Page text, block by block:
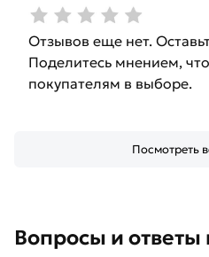
Отзывов еще нет.
Поделитесь мнением,
покупателям в выборе.
Посмотреть
Вопросы и ответы